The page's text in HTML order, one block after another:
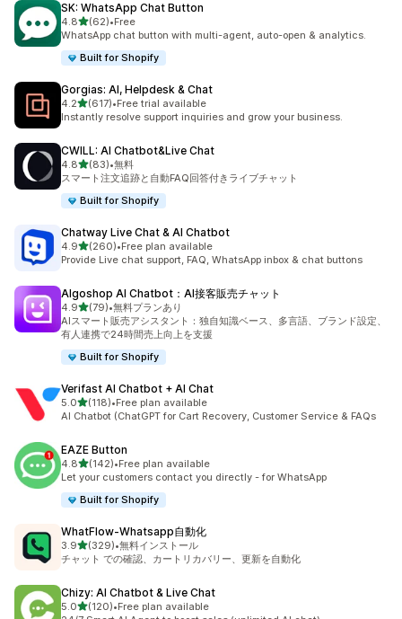
SK: WhatsApp Chat Button
4.85つ星中
(62)
合計レビュー数：62件
•Free
WhatsApp chat button with multi-agent, auto-open & analytics.
Built for Shopify
Gorgias: AI, Helpdesk & Chat
4.25つ星中
(617)
合計レビュー数：617件
•Free trial available
Instantly resolve support inquiries and grow your business.
CWILL: AI Chatbot&Live Chat
4.85つ星中
(83)
合計レビュー数：83件
•無料
スマート注文追跡と自動FAQ回答付きライブチャット
Built for Shopify
Chatway Live Chat & AI Chatbot
4.95つ星中
(260)
合計レビュー数：260件
•Free plan available
Provide Live chat support, FAQ, WhatsApp inbox & chat buttons
Algoshop AI Chatbot：AI接客販売チャット
4.95つ星中
(79)
合計レビュー数：79件
•無料プランあり
AIスマート販売アシスタント：独自知識ベース、多言語、ブランド設定、
有人連携で24時間売上向上を支援
Built for Shopify
Verifast AI Chatbot + AI Chat
5.05つ星中
(118)
合計レビュー数：118件
•Free plan available
AI Chatbot (ChatGPT for Cart Recovery, Customer Service & FAQs
EAZE Button
4.85つ星中
(142)
合計レビュー数：142件
•Free plan available
Let your customers contact you directly - for WhatsApp
Built for Shopify
WhatFlow‑Whatsapp自動化
3.95つ星中
(329)
合計レビュー数：329件
•無料インストール
チャット での確認、カートリカバリー、更新を自動化
Chizy: AI Chatbot & Live Chat
5.05つ星中
(120)
合計レビュー数：120件
•Free plan available